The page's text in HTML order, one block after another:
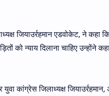
जियाउर्रहमान एडवोकेट, ने कहा
को न्याय दिलाना चाहिए उन्होंने
कांग्रेस जिलाध्यक्ष जियाउर्रहमान,